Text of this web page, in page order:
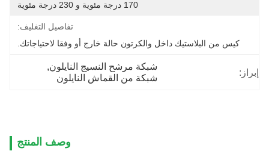
170 درجة مئوية و 230 درجة مئوية
تفاصيل التغليف:
كيس من البلاستيك داخل والكرتون حالة خارج أو وفقا لاحتياجاتك.
إبراز:
شبكة مرشح النسيج النايلون,
شبكة من القماش النايلون
وصف المنتج